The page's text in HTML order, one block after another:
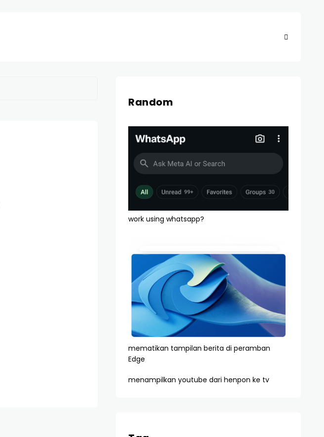
Random
work using whatsapp?
mematikan tampilan berita di peramban
Edge
menampilkan youtube dari henpon ke tv